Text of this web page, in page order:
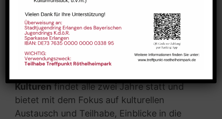
mit verschiedenen
Kooperationspartner:innen zwei große Feste.
DasStadtteilfest, bei dem sich
unterschiedliche Einrichtungen und im
Stadtteil aktive Gruppen und Vereine
Kulturenfindet alle zwei Jahre statt und
bietet mit dem Fokus auf kulturellen
Austausch und Teilhabe, Einblicke in die